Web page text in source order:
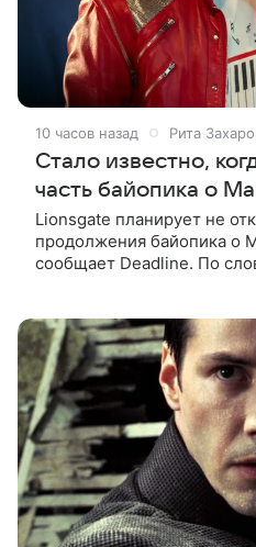
10 часов назад Рита
Стало известно,
часть байопика о
Lionsgate планирует не
продолжения байопика о
сообщает Deadline. По
конце